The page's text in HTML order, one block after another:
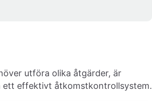
utföra olika åtgärder, är
ett effektivt åtkomstkontrollsystem.